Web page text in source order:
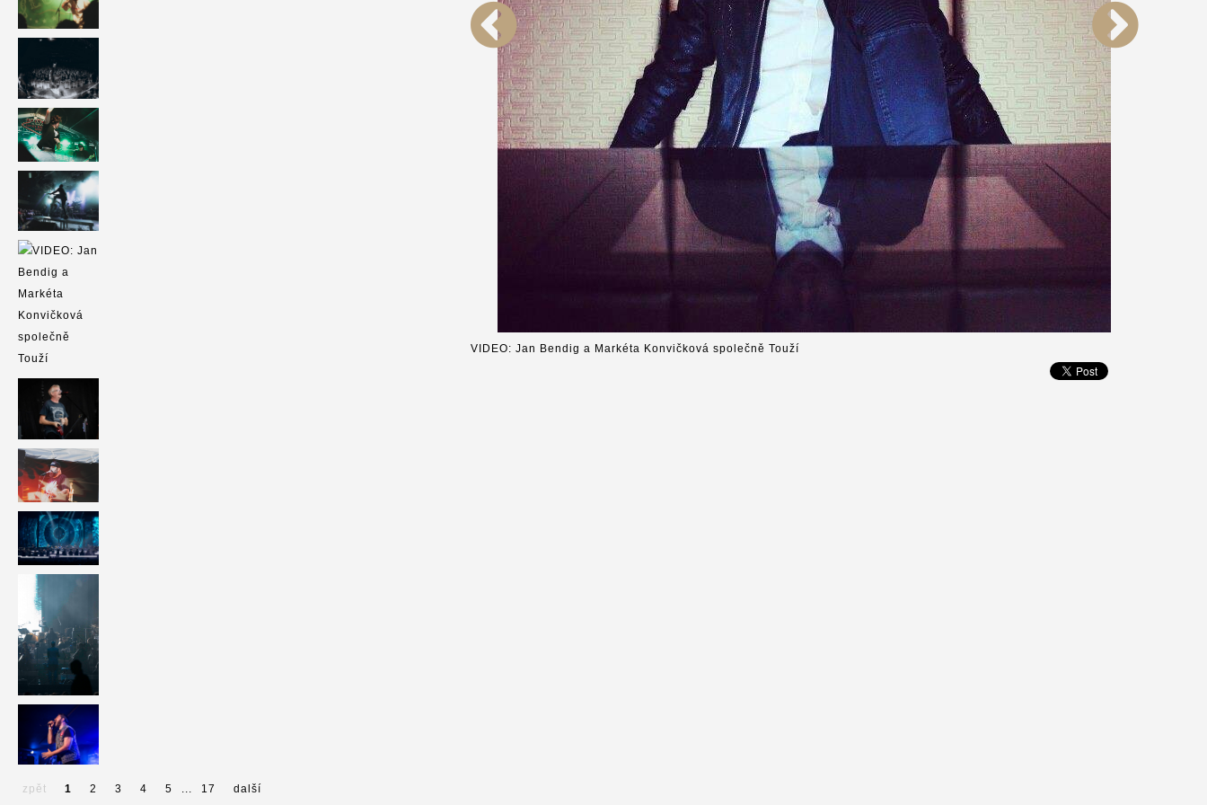
VIDEO: Jan Bendig a Markéta Konvičková společně Touží
zpět 1 2 3 4 5 ... 17 další